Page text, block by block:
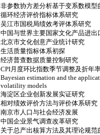
非参数协方差分析基于变系数模型
循环经济评价指标体系研究
吴江市国税局绩效考评体系研究
中国与世界主要国家文化产品进出
北京市文化创意产业统计研究
生活质量指标体系初探
经济普查数据质量控制研究
CPI月度环比指数季节调整及折年
Bayesian estimation and the
volatility models
海淀区企业创新发展实证研究
相对绩效评价方法与评价体系研究
南京市人口与社会经济发展
中国企业景气调查改革研究
关于总产出核算方法及其理论规范